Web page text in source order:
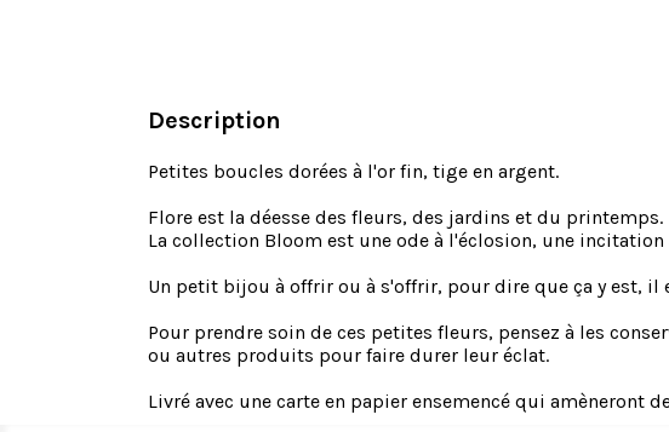
Description
Petites boucles dorées à l'or fin, tige en argent.
Flore est la déesse des fleurs, des jardins et du printemps.
La collection Bloom est une ode à l'éclosion, une
Un petit bijou à offrir ou à s'offrir, pour dire que ça y est,
Pour prendre soin de ces petites fleurs, pensez à les
ou autres produits pour faire durer leur éclat.
Livré avec une carte en papier ensemencé qui amèneront